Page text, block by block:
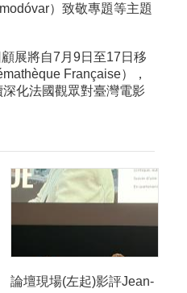
）致敬專題等主題
展將自7月9日至17日移
Française），
化法國觀眾對臺灣電影
論壇現場(左起)影評Jean-